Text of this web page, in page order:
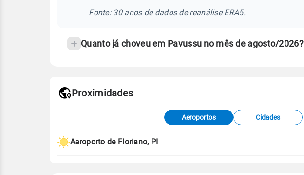
temperatura
Fonte: 30 anos de dados de reanálise ERA5.
Quanto já choveu em Pavussu no mês de agosto/2026?
de Tempo e Estudos Climáticos (CPTEC).
Proximidades
Aeroportos Cidades
Aeroporto de Floriano, PI